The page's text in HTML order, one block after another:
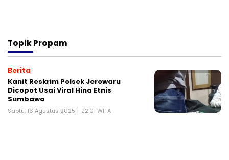
TopikPropam
Berita
Kanit Reskrim Polsek Jerowaru
Dicopot Usai Viral Hina Etnis
Sumbawa
Sabtu, 16 Agustus 2025 - 22:01 WITA